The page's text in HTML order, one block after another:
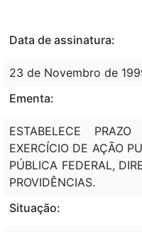
Data de assinatura:
23 de Novembro de
Ementa:
ESTABELECE
EXERCÍCIO DE AÇÃO
PÚBLICA FEDERAL,
PROVIDÊNCIAS.
Situação: